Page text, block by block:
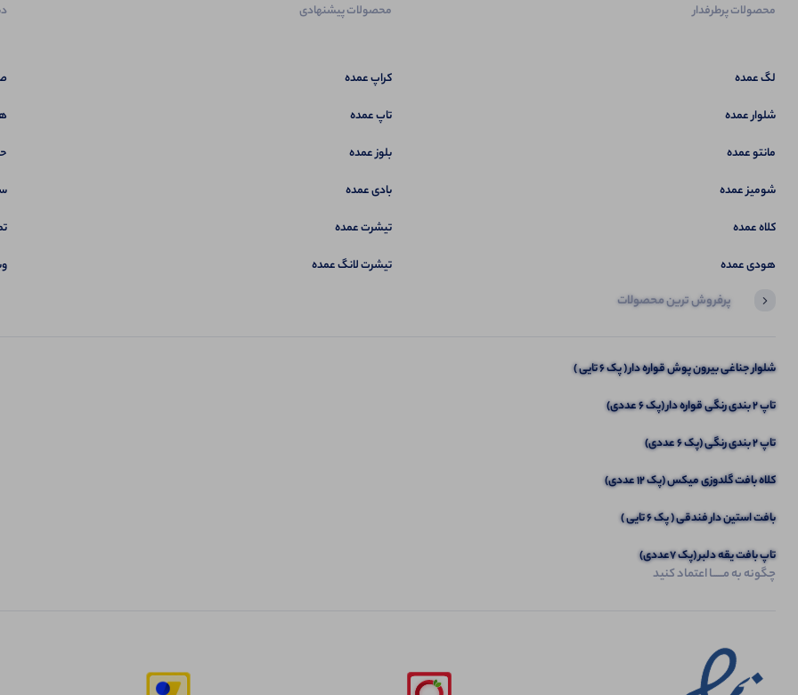
محصولات پرطرفدار
لگ عمده
شلوار عمده
مانتو عمده
شومیز عمده
کلاه عمده
هودی عمده
محصولات پیشنهادی
کراپ عمده
تاپ عمده
بلوز عمده
بادی عمده
تیشرت عمده
تیشرت لانگ عمده
پرفروش ترین محصولات
آخرین محصولاتی که بازدید کردید
شلوار جناغی بیرون پوش قواره دار ( پک 6 تایی )
تاپ ۲ بندی رنگی قواره دار (پک 6 عددی)
تاپ 2 بندی رنگی (پک 6 عددی)
کلاه بافت گلدوزی میکس (پک 12 عددی)
بافت استین دار فندقی ( پک 6 تایی )
تاپ بافت یقه دلبر (پک 7عددی)
ست کراپ و شورتک نایک (پک 6 عددی)
چگونه به مــــــا اعتماد کنید